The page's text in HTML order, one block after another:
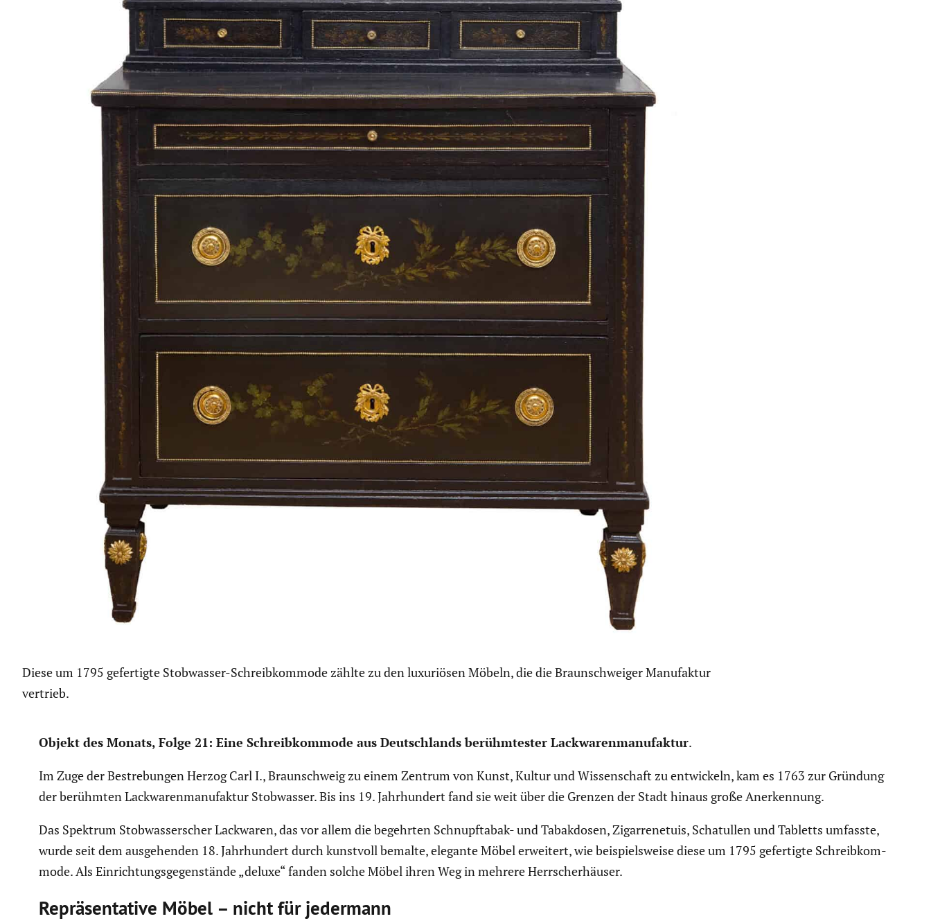
Diese um 1795 gefertigte Stobwasser-Schreibkommode zählte zu den luxuriösen Möbeln, die die Braunschweiger Manufaktur
vertrieb.
Objekt des Monats, Folge 21: Eine Schreib­kom­mode aus Deutsch­lands berühm­tester Lackwa­ren­ma­nu­faktur.
Im Zuge der Bestre­bungen Herzog Carl I., Braun­schweig zu einem Zentrum von Kunst, Kultur und Wissen­schaft zu entwi­ckeln, kam es 1763 zur Gründung
der berühmten Lackwa­ren­ma­nu­faktur Stobwasser. Bis ins 19. Jahrhun­dert fand sie weit über die Grenzen der Stadt hinaus große Anerken­nung.
Das Spektrum Stobwas­ser­scher Lackwaren, das vor allem die begehrten Schnupf­tabak- und Tabak­dosen, Zigar­ren­etuis, Schatullen und Tabletts umfasste,
wurde seit dem ausge­henden 18. Jahrhun­dert durch kunstvoll bemalte, elegante Möbel erweitert, wie beispiels­weise diese um 1795 gefer­tigte Schreib­kom­
mode. Als Einrich­tungs­ge­gen­stände „deluxe“ fanden solche Möbel ihren Weg in mehrere Herrscher­häuser.
Reprä­sen­ta­tive Möbel – nicht für jedermann